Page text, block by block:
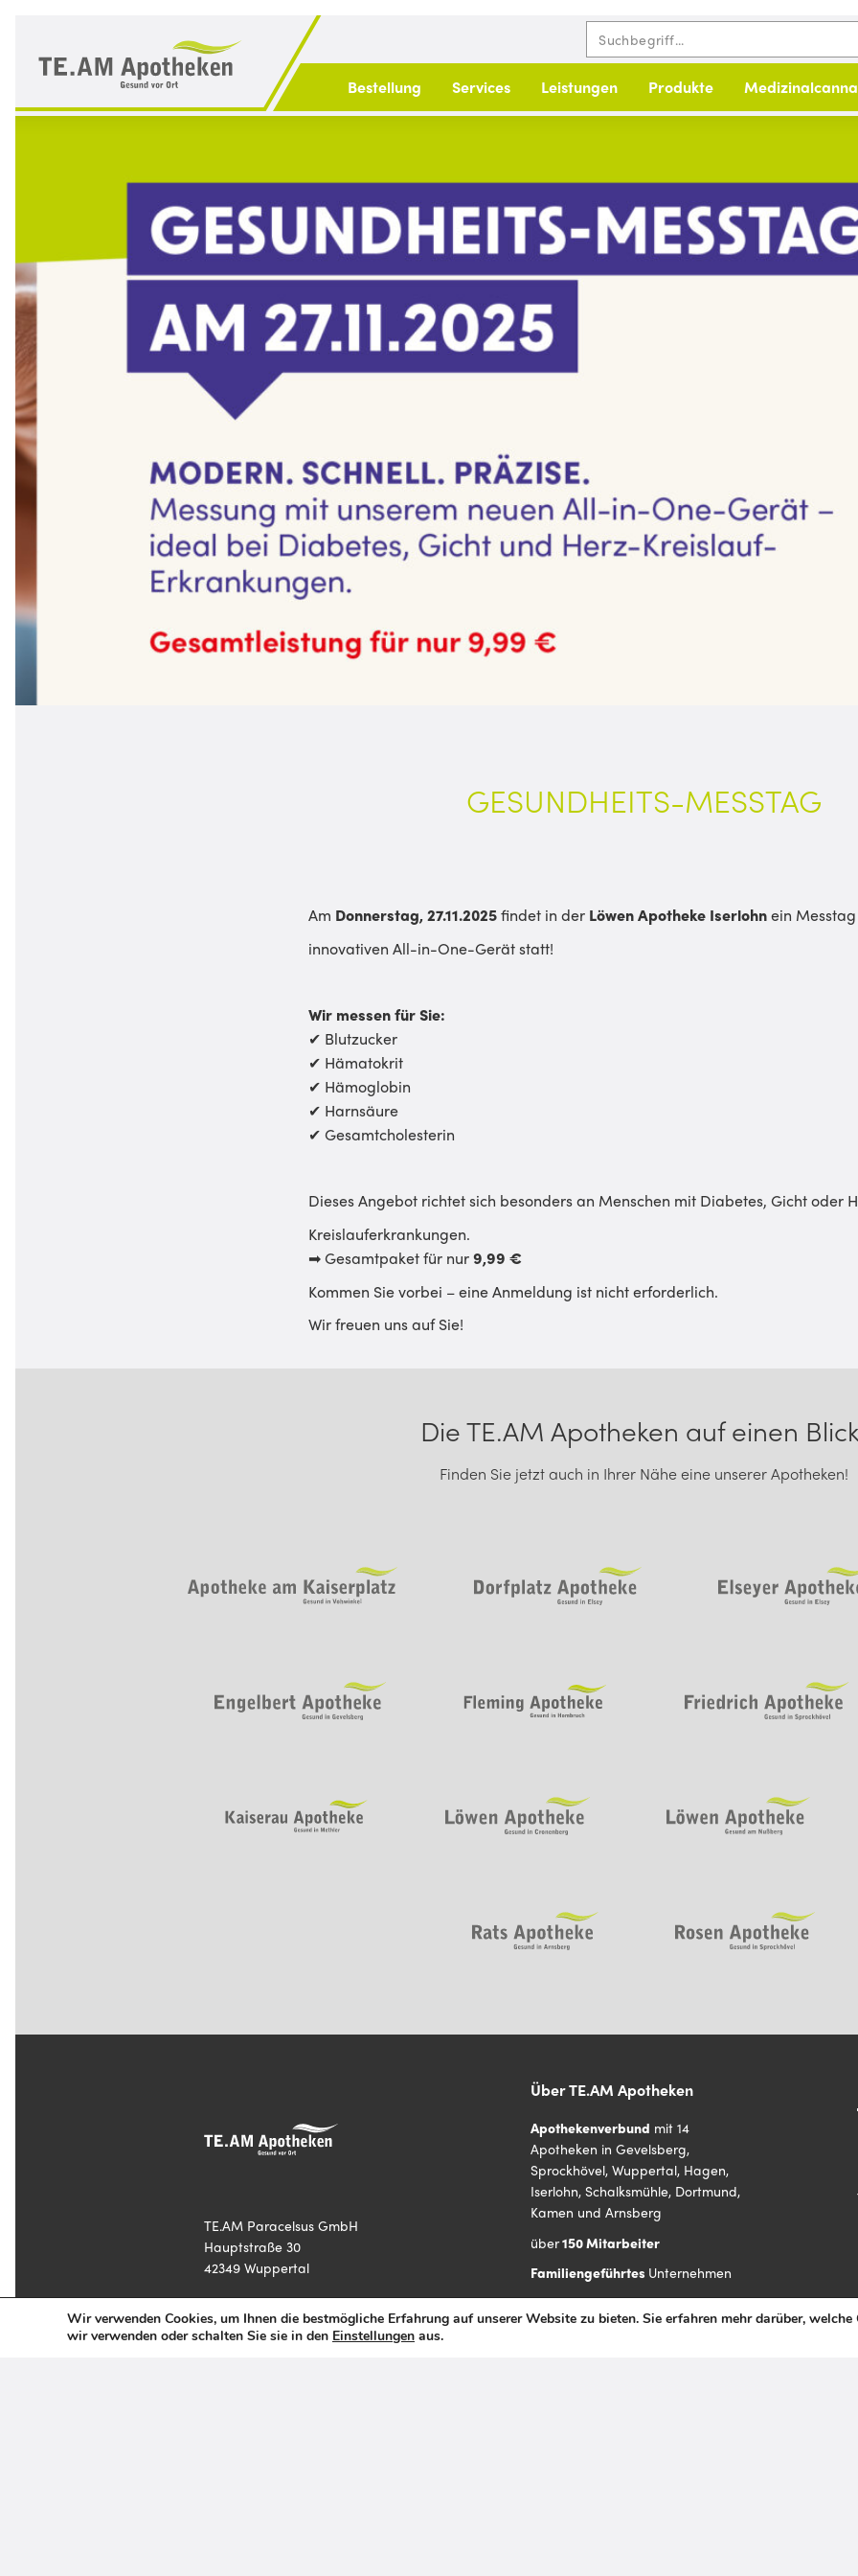
Bestellung Services Leistungen Produkte
GESUNDHEITS-MESSTAG
Am Donnerstag, 27.11.2025findet in der Löwen Apotheke Iserlohnein
innovativen All-in-One-Gerät statt!
Wir messen für Sie:
✔ Blutzucker
✔ Hämatokrit
✔ Hämoglobin
✔ Harnsäure
✔ Gesamtcholesterin
Dieses Angebot richtet sich besonders an Menschen mit Diabetes, Gicht oder
Kreislauferkrankungen.
➡ Gesamtpaket für nur9,99 €
Kommen Sie vorbei – eine Anmeldung ist nicht erforderlich.
Wir freuen uns auf Sie!
Die TE.AM Apotheken auf einen
Finden Sie jetzt auch in Ihrer Nähe eine unserer Apotheken!
TE.AM Paracelsus GmbH
Hauptstraße 30
42349 Wuppertal
E-Mail: info@team-apotheken.de
Über TE.AM Apotheken
Apothekenverbund mit 14
Apotheken in Gevelsberg,
Sprockhövel, Wuppertal, Hagen,
Iserlohn, Schalksmühle, Dortmund,
Kamen und Arnsberg
über150 Mitarbeiter
Familiengeführtes Unternehmen
MitarbeiterorientierteUnternehmenskultur
mit flachen Hierarchien
Wir verwenden Cookies, um Ihnen die bestmögliche Erfahrung auf unserer Website zu bieten. Sie erfahren mehr darüber, welche
wir verwenden oder schalten Sie sie in den Einstellungen aus.